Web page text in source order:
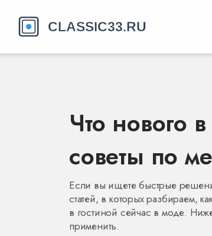
Что нового
советы по
Если вы ищете быстрые
статей, в которых разбираем,
в гостиной сейчас в моде.
применить.